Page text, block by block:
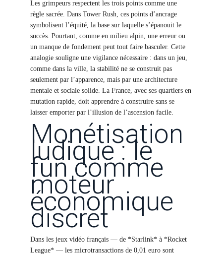
Les grimpeurs respectent les trois points comme une
règle sacrée. Dans Tower Rush, ces points d’ancrage
symbolisent l’équité, la base sur laquelle s’épanouit le
succès. Pourtant, comme en milieu alpin, une erreur ou
un manque de fondement peut tout faire basculer. Cette
analogie souligne une vigilance nécessaire : dans un jeu,
comme dans la ville, la stabilité ne se construit pas
seulement par l’apparence, mais par une architecture
mentale et sociale solide. La France, avec ses quartiers en
mutation rapide, doit apprendre à construire sans se
laisser emporter par l’illusion de l’ascension facile.
Monétisation
ludique : le
fun comme
moteur
économique
discret
Dans les jeux vidéo français — de *Starlink* à *Rocket
League* — les microtransactions de 0,01 euro sont